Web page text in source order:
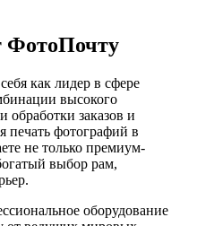
ФотоПочту
как лидер в сфере
высокого
обработки заказов и
печать фотографий в
не только премиум-
выбор рам,
оборудование